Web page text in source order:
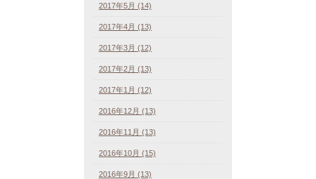
2017年5月 (14)
2017年4月 (13)
2017年3月 (12)
2017年2月 (13)
2017年1月 (12)
2016年12月 (13)
2016年11月 (13)
2016年10月 (15)
2016年9月 (13)